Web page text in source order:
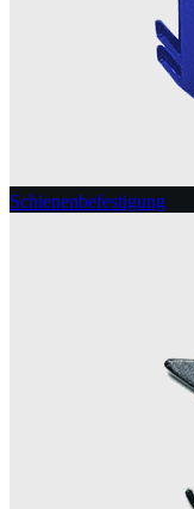
Schienenbefestigung